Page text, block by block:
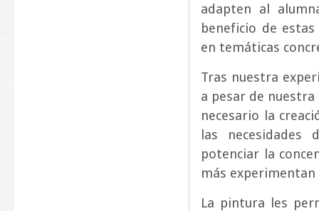
adapten al
beneficio de
en temáticas
Tras nuestra
a pesar de
necesario la
las
potenciar la
más experimentan
La pintura les